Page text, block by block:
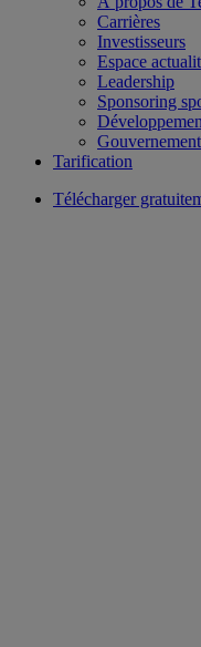
Carrières
Investisseurs
Espace
Leadership
Sponsoring
Tarification
Télécharger